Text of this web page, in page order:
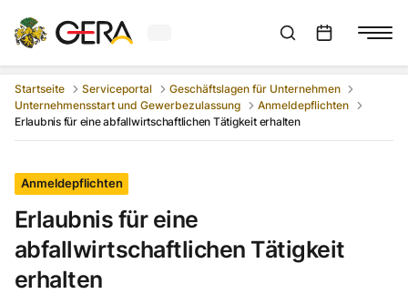
Aktuelles Wetter in GeraSuchleiste anzeigen
Startseite Serviceportal
Geschäftslagen für Unternehmen
Unternehmensstart und Gewerbezulassung
Anmeldepflichten
Erlaubnis für eine abfallwirtschaftlichen Tätigkeit erhalten
Anmeldepflichten
Erlaubnis für eine
abfallwirtschaftlichen Tätigkeit
erhalten